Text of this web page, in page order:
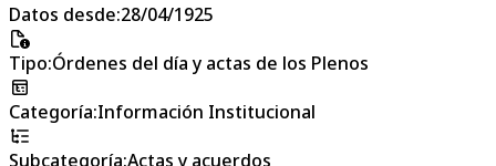
Datos desde:28/04/1925
Tipo:Órdenes del día y actas de los Plenos
Categoría:Información Institucional
Subcategoría:Actas y acuerdos